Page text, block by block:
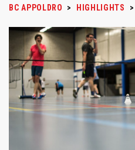
BC APPOLDRO > HIGHLIGHTS >